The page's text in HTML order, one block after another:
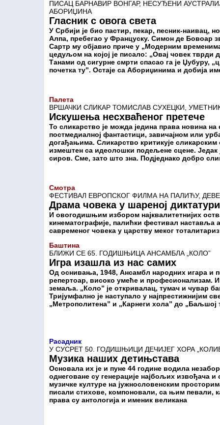
ПИСАЦ БАРНАВИР ВОНГАР, НЕСУЂЕНИ
АБОРИЏИНА
Гласник с овога света
У Србији је био пастир, пекар, песник-наивац,
Алпа, пребегао у Француску. Симон де Бовоар
Сартр му објавио приче у „Модерним
цедуљом на којој је писало: „Овај човек
Танами од сигурне смрти спасао га је Џубуру,
почетка ту”. Остаје са Абориџинима и добија
Палета
ВРШАЧКИ СЛИКАР ТОМИСЛАВ СУХЕЦКИ,
Искушења несхваћеног претече
То сликарство је можда једина права новина
постмедиалној фантастици, завичајном или
догађањима. Сликарство критикује
измештен са идеолошки подељене сцене. Једак
сиров. Сме, зато што зна. Подједнако добро
Смотра
ФЕСТИВАЛ ЕВРОПСКОГ ФИЛМА НА ПАЛИЋУ,
Драма човека у шареној диктатури
И овогодишњим избором најквалитетнијих
кинематографије, палићки фестивал наставља
савременог човека у царству меког
Баштина
БЛИЖИ СЕ 65. ГОДИШЊИЦА АНСАМБЛА „КОЛО”
Игра изашла из нас самих
Од оснивања, 1948, Ансамбл народних игара и
репертоар, високо умеће и професионализам.
земаља. „Коло” је откривалац, тумач и чувар
Тријумфално је наступало у најпрестижнијим
„Метрополитена” и „Карнеги хола” до „Баљшој
Расадник
У СУСРЕТ 50. ГОДИШЊИЦИ ДЕЧИЈЕГ ХОРА
Музика наших детињстава
Основала их је и пуне 44 године водила
однеговане су генерације најбољих извођача
музичке културе на јужнословенским
писали стихове, компоновали, са њим певали,
права су антологија и именик великана